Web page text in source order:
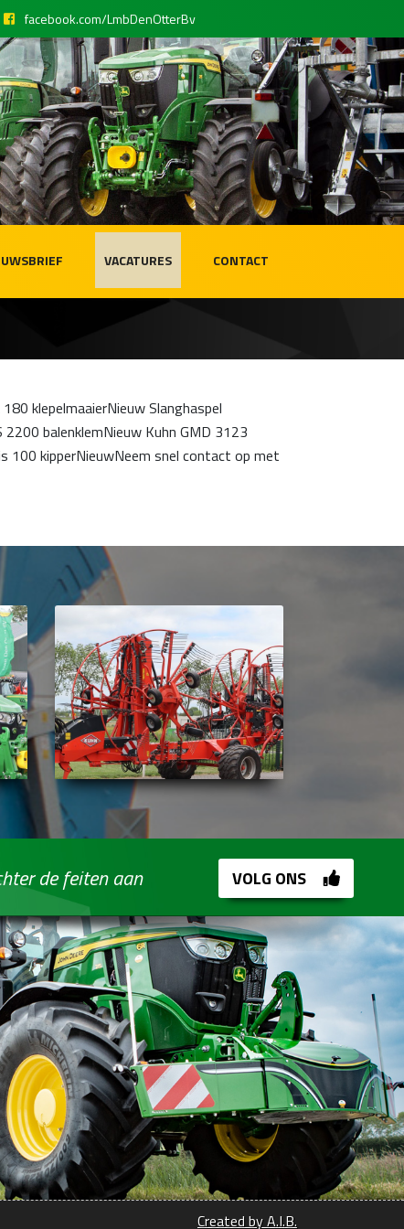
facebook.com/LmbDenOtterBv
VACATURES CONTACT
klepelmaaierNieuw Slanghaspel
balenklemNieuw Kuhn GMD 3123
100 kipperNieuwNeem snel contact op met
VOLG ONS
de feiten aan
Created by A.I.B.